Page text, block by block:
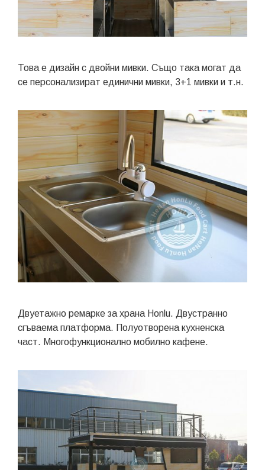
Това е дизайн с двойни мивки. Също така могат да
се персонализират единични мивки, 3+1 мивки и т.н.
Двуетажно ремарке за храна Honlu. Двустранно
сгъваема платформа. Полуотворена кухненска
част. Многофункционално мобилно кафене.